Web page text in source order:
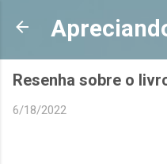
Pular para o
Resenha sobre o
6/18/2022